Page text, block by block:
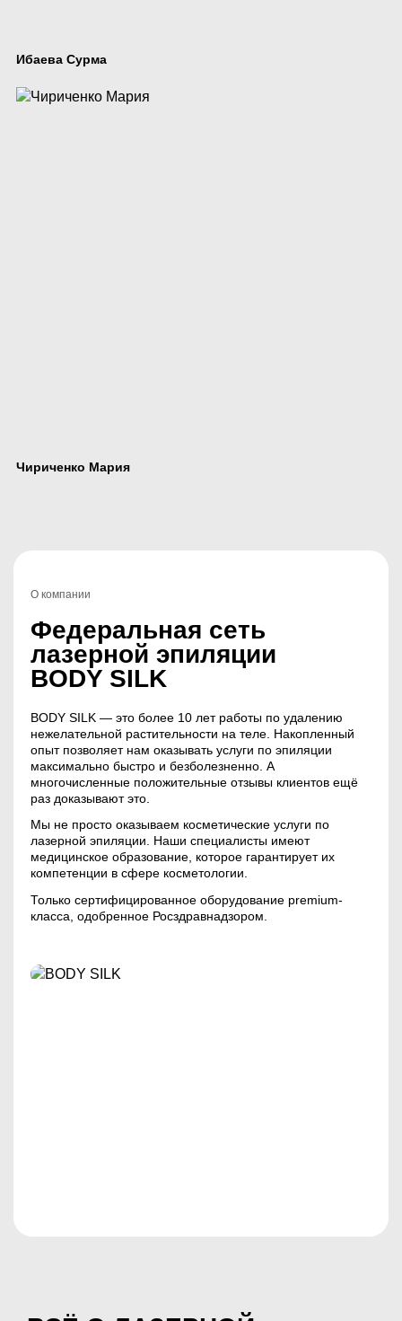
Ибаева Сурма
Чириченко Мария
О компании
Федеральная сеть
лазерной эпиляции
BODY SILK
BODY SILK — это более 10 лет работы по удалению
нежелательной растительности на теле. Накопленный
опыт позволяет нам оказывать услуги по эпиляции
максимально быстро и безболезненно. А
многочисленные положительные отзывы клиентов ещё
раз доказывают это.
Мы не просто оказываем косметические услуги по
лазерной эпиляции. Наши специалисты имеют
медицинское образование, которое гарантирует их
компетенции в сфере косметологии.
Только сертифицированное оборудование premium-
класса, одобренное Росздравнадзором.